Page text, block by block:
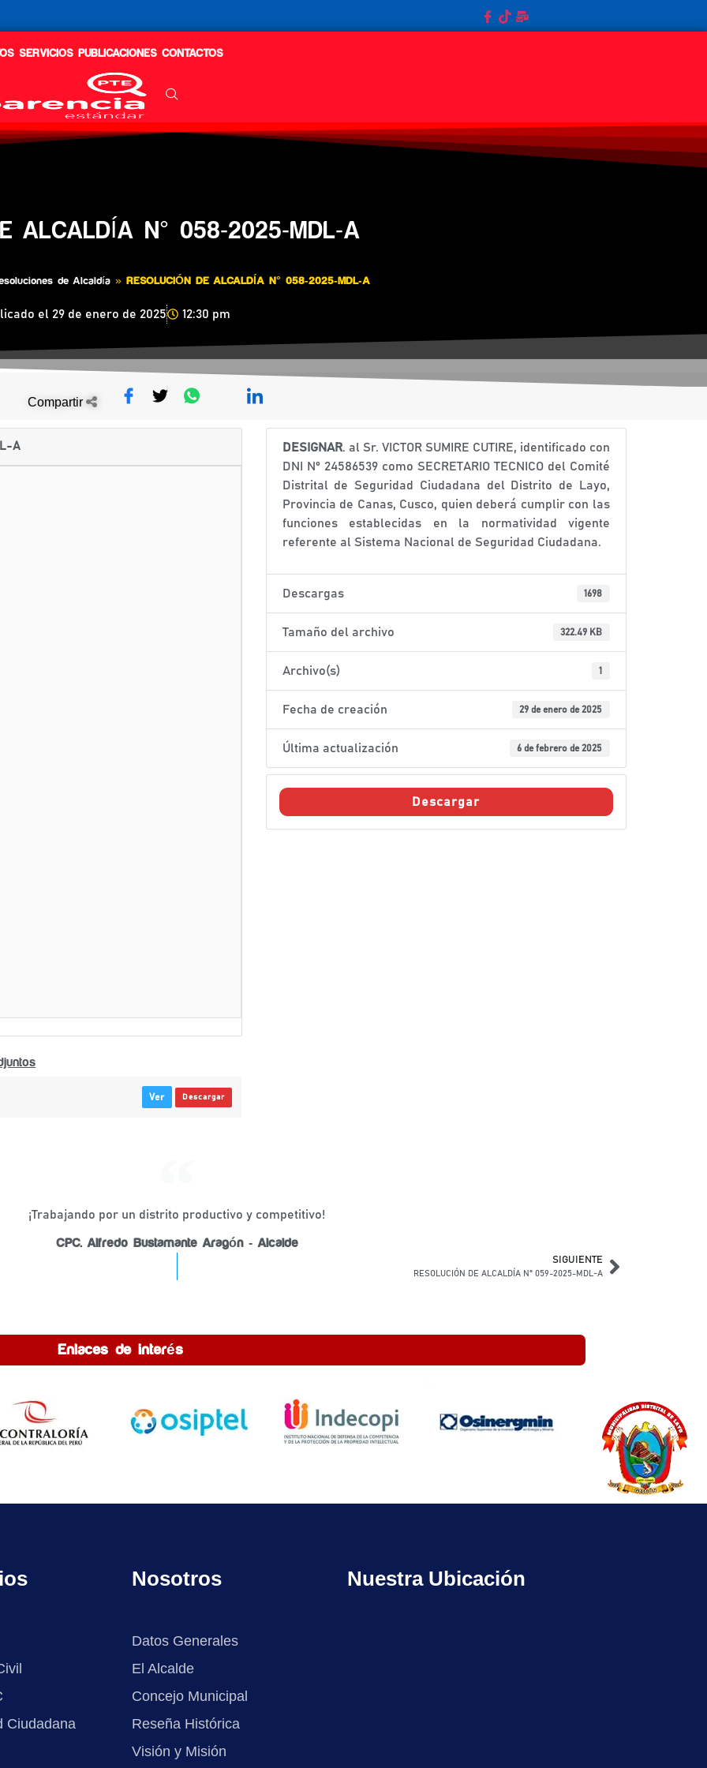
SERVICIOS PUBLICACIONES CONTACTOS
ALCALDÍA N° 058-2025-MDL-A
de Alcaldía» RESOLUCIÓN DE ALCALDÍA N° 058-2025-MDL-A
el 29 de enero de 2025 12:30 pm
Compartir
A
Ver Descargar
DESIGNAR. al Sr. VICTOR SUMIRE CUTIRE, identificado con
DNI N° 24586539 como SECRETARIO TECNICO del Comité
Distrital de Seguridad Ciudadana del Distrito de Layo,
Provincia de Canas, Cusco, quien deberá cumplir con las
funciones establecidas en la normatividad vigente
referente al Sistema Nacional de Seguridad Ciudadana.
Descargas 1698
Tamaño del archivo 322.49 KB
Archivo(s) 1
Fecha de creación 29 de enero de 2025
Última actualización 6 de febrero de 2025
Descargar
¡Trabajando por un distrito productivo y competitivo!
CPC. Alfredo Bustamante Aragón - Alcalde
SIGUIENTE
RESOLUCIÓN DE ALCALDÍA N° 059-2025-MDL-A
Enlaces de interés
Ciudadana
Nosotros
Datos Generales
El Alcalde
Concejo Municipal
Reseña Histórica
Visión y Misión
Nuestra Ubicación